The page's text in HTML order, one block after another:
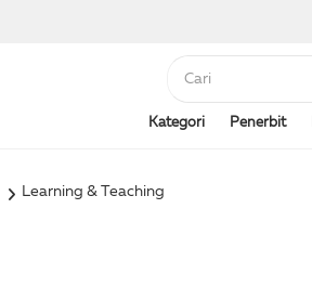
Kategori Penerbit
Learning & Teaching